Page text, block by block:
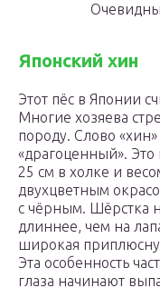
Японский хин
Этот пёс в Японии
Многие хозяева
породу. Слово
«драгоценный».
25 см в холке и
двухцветным
с чёрным. Шёрстка
длиннее, чем на
широкая
Эта особенность
глаза начинают